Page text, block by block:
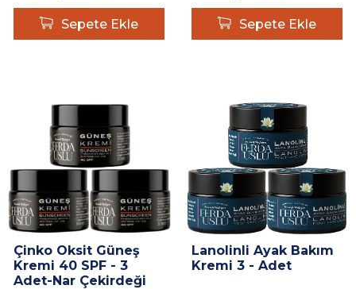
Sepete Ekle Sepete Ekle
Çinko Oksit Güneş
Kremi 40 SPF - 3
Adet-Nar Çekirdeği
Lanolinli Ayak Bakım
Kremi 3 - Adet